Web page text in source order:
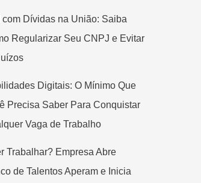
com Dívidas na União: Saiba
Regularizar Seu CNPJ e Evitar
Digitais: O Mínimo Que
Precisa Saber Para Conquistar
Vaga de Trabalho
Trabalhar? Empresa Abre
de Talentos Aperam e Inicia